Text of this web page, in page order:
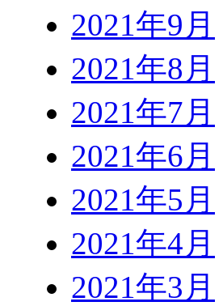
2021年9月
2021年8月
2021年7月
2021年6月
2021年5月
2021年4月
2021年3月